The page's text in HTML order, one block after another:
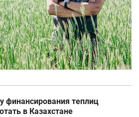
финансирования теплиц
в Казахстане